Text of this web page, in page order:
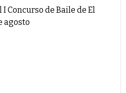
Concurso de Baile de El
agosto